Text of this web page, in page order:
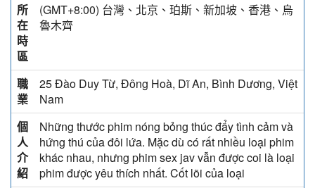
所
在
時
區
(GMT+8:00) 台灣、北京、珀斯、新加坡、香港、烏
魯木齊
職
業
25 Đào Duy Từ, Đông Hoà, Dĩ An, Bình Dương, Việt
Nam
個
人
介
紹
Những thước phim nóng bỏng thúc đẩy tình cảm và
hứng thú của đôi lứa. Mặc dù có rất nhiều loại phim
khác nhau, nhưng phim sex jav vẫn được coi là loại
phim được yêu thích nhất. Cốt lõi của loại